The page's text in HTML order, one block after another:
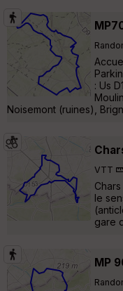
: Us
Noisemont (ruines),
VTT
le
gare
MP